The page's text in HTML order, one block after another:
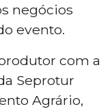
negócios
evento.
com a
Seprotur
Agrário,